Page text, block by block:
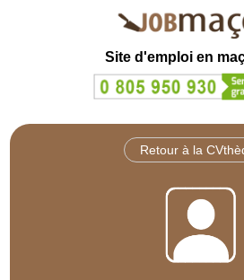
Site d'emploi en
Retour à la